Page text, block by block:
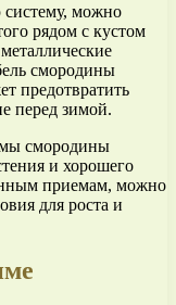
систему, можно
рядом с кустом
смородины
предотвратить
перед зимой.
смородины
и хорошего
приемам, можно
для роста и